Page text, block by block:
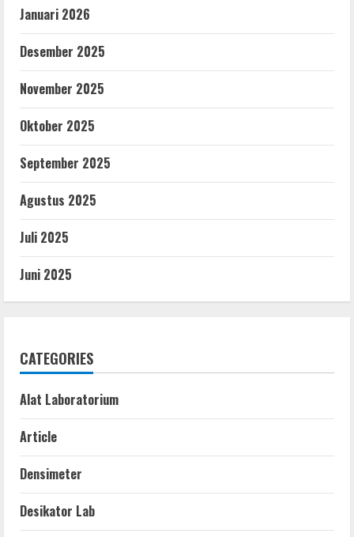
Januari 2026
Desember 2025
November 2025
Oktober 2025
September 2025
Agustus 2025
Juli 2025
Juni 2025
CATEGORIES
Alat Laboratorium
Article
Densimeter
Desikator Lab